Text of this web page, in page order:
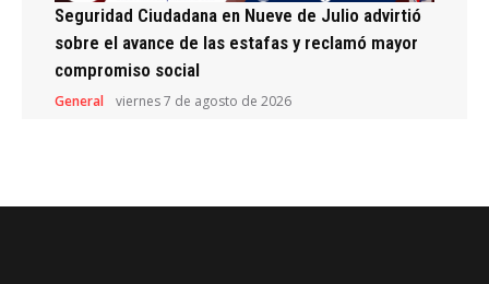
Seguridad Ciudadana en Nueve de Julio advirtió
sobre el avance de las estafas y reclamó mayor
compromiso social
General viernes 7 de agosto de 2026